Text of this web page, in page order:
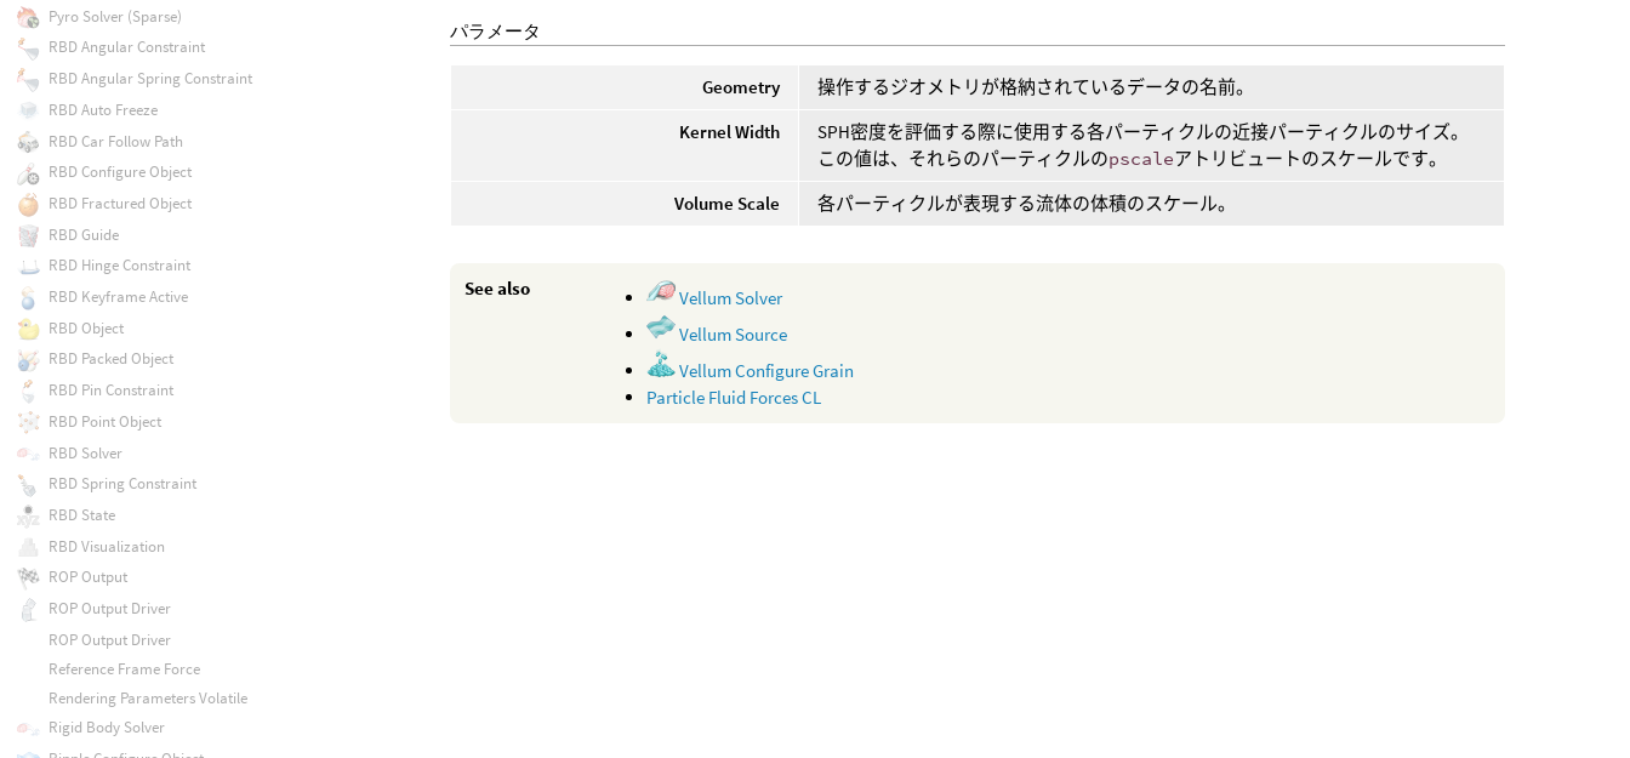
パラメータ
Geometry
操作するジオメトリが格納されているデータの名前。
Kernel Width
SPH密度を評価する際に使用する各パーティクルの近接パーティクルのサイズ。
この値は、それらのパーティクルのpscaleアトリビュートのスケールです。
Volume Scale
各パーティクルが表現する流体の体積のスケール。
See also
Vellum Solver
Vellum Source
Vellum Configure Grain
Particle Fluid Forces CL
Pyro Solver (Sparse)
RBD Angular Constraint
RBD Angular Spring Constraint
RBD Auto Freeze
RBD Car Follow Path
RBD Configure Object
RBD Fractured Object
RBD Guide
RBD Hinge Constraint
RBD Keyframe Active
RBD Object
RBD Packed Object
RBD Pin Constraint
RBD Point Object
RBD Solver
RBD Spring Constraint
RBD State
RBD Visualization
ROP Output
ROP Output Driver
ROP Output Driver
Reference Frame Force
Rendering Parameters Volatile
Rigid Body Solver